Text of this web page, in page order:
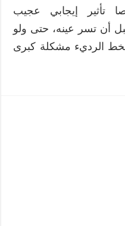
تأثير إيجابي عجيب
أن تسر عينه، حتى ولو
الرديء مشكلة كبرى